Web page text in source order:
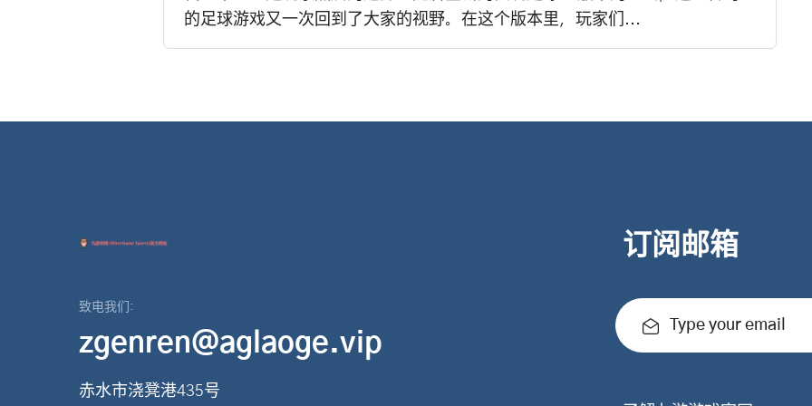
的足球游戏又一次回到了大家的视野。在这个版本里，玩家们...
致电我们:
zgenren@aglaoge.vip
赤水市浇凳港435号
订阅邮箱
Type your email